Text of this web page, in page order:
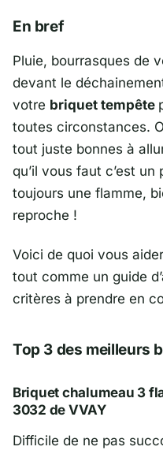
En bref
Pluie, bourrasques de
devant le
votre briquet tempête
toutes circonstances.
tout juste bonnes à
qu’il vous faut c’est
toujours une flamme,
reproche !
Voici de quoi vous
tout comme un guide
critères à prendre en
Top 3 des meilleurs
Briquet chalumeau 3
3032 de VVAY
Difficile de ne pas